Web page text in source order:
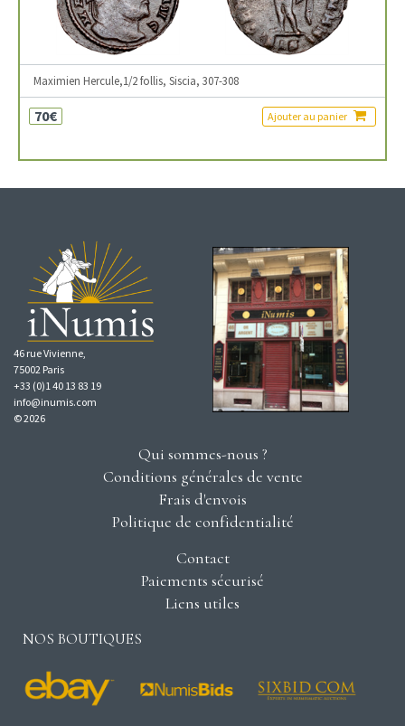
Maximien Hercule,1/2 follis, Siscia, 307-308
70€ Ajouter au panier
46 rue Vivienne,
75002 Paris
+33 (0)1 40 13 83 19
info@inumis.com
© 2026
Qui sommes-nous ?
Conditions générales de vente
Frais d'envois
Politique de confidentialité
Contact
Paiements sécurisé
Liens utiles
NOS BOUTIQUES